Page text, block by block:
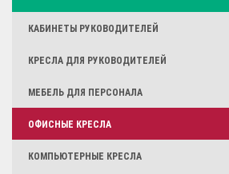
КАБИНЕТЫ РУКОВОДИТЕЛЕЙ
КРЕСЛА ДЛЯ РУКОВОДИТЕЛЕЙ
МЕБЕЛЬ ДЛЯ ПЕРСОНАЛА
ОФИСНЫЕ КРЕСЛА
КОМПЬЮТЕРНЫЕ КРЕСЛА